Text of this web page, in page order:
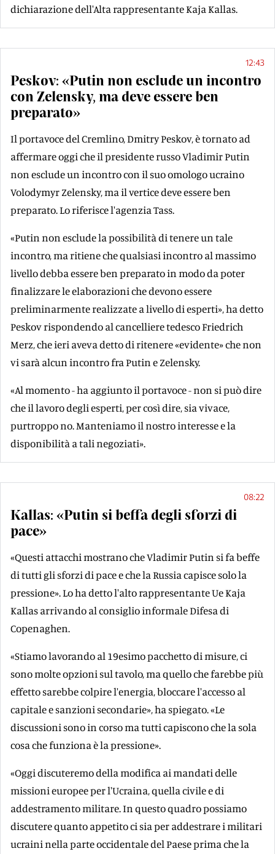
dichiarazione dell'Alta rappresentante Kaja Kallas.
12:43
Peskov: «Putin non esclude un incontro
con Zelensky, ma deve essere ben
preparato»
Il portavoce del Cremlino, Dmitry Peskov, è tornato ad
affermare oggi che il presidente russo Vladimir Putin
non esclude un incontro con il suo omologo ucraino
Volodymyr Zelensky, ma il vertice deve essere ben
preparato. Lo riferisce l'agenzia Tass.
«Putin non esclude la possibilità di tenere un tale
incontro, ma ritiene che qualsiasi incontro al massimo
livello debba essere ben preparato in modo da poter
finalizzare le elaborazioni che devono essere
preliminarmente realizzate a livello di esperti», ha detto
Peskov rispondendo al cancelliere tedesco Friedrich
Merz, che ieri aveva detto di ritenere «evidente» che non
vi sarà alcun incontro fra Putin e Zelensky.
«Al momento - ha aggiunto il portavoce - non si può dire
che il lavoro degli esperti, per così dire, sia vivace,
purtroppo no. Manteniamo il nostro interesse e la
disponibilità a tali negoziati».
08:22
Kallas: «Putin si beffa degli sforzi di
pace»
«Questi attacchi mostrano che Vladimir Putin si fa beffe
di tutti gli sforzi di pace e che la Russia capisce solo la
pressione». Lo ha detto l'alto rappresentante Ue Kaja
Kallas arrivando al consiglio informale Difesa di
Copenaghen.
«Stiamo lavorando al 19esimo pacchetto di misure, ci
sono molte opzioni sul tavolo, ma quello che farebbe più
effetto sarebbe colpire l'energia, bloccare l'accesso al
capitale e sanzioni secondarie», ha spiegato. «Le
discussioni sono in corso ma tutti capiscono che la sola
cosa che funziona è la pressione».
«Oggi discuteremo della modifica ai mandati delle
missioni europee per l'Ucraina, quella civile e di
addestramento militare. In questo quadro possiamo
discutere quanto appetito ci sia per addestrare i militari
ucraini nella parte occidentale del Paese prima che la